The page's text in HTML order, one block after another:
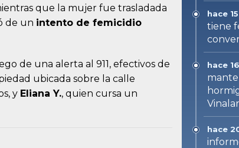
que la mujer fue trasladada
de un intento de femicidio
de una alerta al 911, efectivos de
ubicada sobre la calle
y Eliana Y., quien cursa un
hace
tiene
hace
hace